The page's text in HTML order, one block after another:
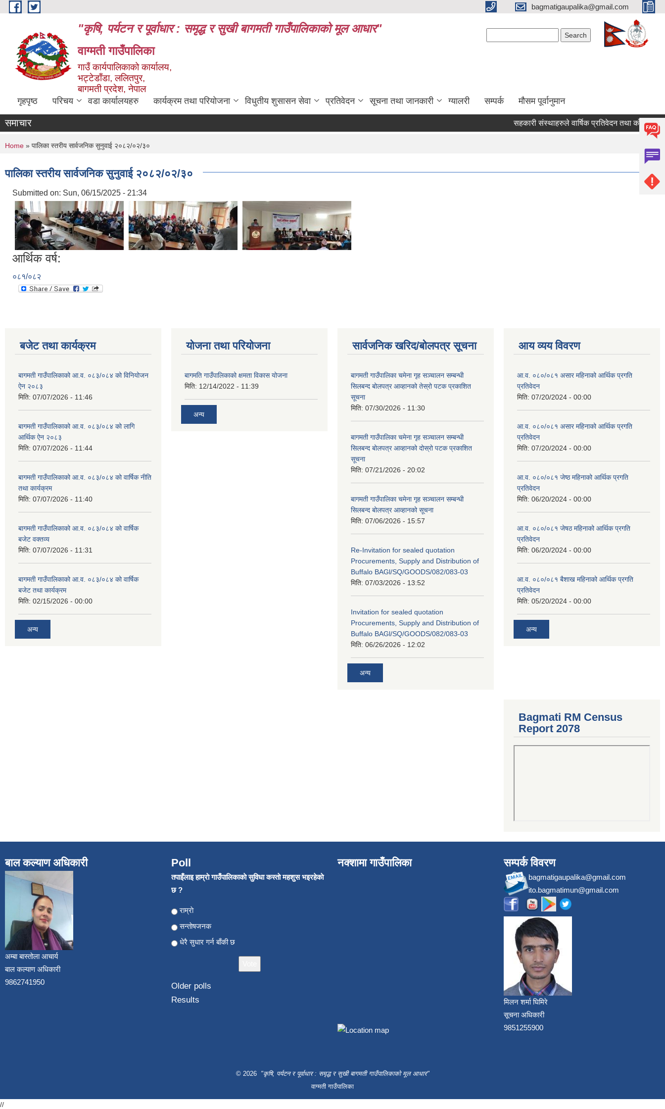
Skip to main content bagmatigaupalika@gmail.com
"कृषि, पर्यटन र पूर्वाधार : समृद्ध र सुखी बागमती गाउँपालिकाको मूल आधार"
वाग्मती गाउँपालिका
गाउँ कार्यपालिकाको कार्यालय,
भट्टेडाँडा, ललितपुर,
बागमती प्रदेश, नेपाल
गृहपृष्ठ परिचय वडा कार्यालयहरु कार्यक्रम तथा परियोजना विधुतीय शुसासन सेवा प्रतिवेदन सूचना तथा जानकारी ग्यालरी सम्पर्क मौसम पूर्वानुमान
समाचार सहकारी संस्थाहरुले वार्षिक प्रतिवेदन तथा कोपोमिस
You are here
Home » पालिका स्तरीय सार्वजनिक सुनुवाई २०८२/०२/३०
पालिका स्तरीय सार्वजनिक सुनुवाई २०८२/०२/३०
Submitted on: Sun, 06/15/2025 - 21:34
आर्थिक वर्ष:
०८१/०८२
बजेट तथा कार्यक्रम
बागमती गाउँपालिकाको आ.व. ०८३/०८४ को विनियोजन
ऐन २०८३
मिति: 07/07/2026 - 11:46
बागमती गाउँपालिकाको आ.व. ०८३/०८४ को लागि
आर्थिक ऐन २०८३
मिति: 07/07/2026 - 11:44
बागमती गाउँपालिकाको आ.व. ०८३/०८४ को वार्षिक नीति
तथा कार्यक्रम
मिति: 07/07/2026 - 11:40
बागमती गाउँपालिकाको आ.व. ०८३/०८४ को वार्षिक
बजेट वक्तव्य
मिति: 07/07/2026 - 11:31
बागमती गाउँपालिकाको आ.व. ०८३/०८४ को वार्षिक
बजेट तथा कार्यक्रम
मिति: 02/15/2026 - 00:00
अन्य
योजना तथा परियोजना
बागमति गाउँपालिकाको क्षमता विकास योजना
मिति: 12/14/2022 - 11:39
अन्य
सार्वजनिक खरिद/बोलपत्र सूचना
बागमती गाउँपालिका चमेना गृह सञ्चालन सम्बन्धी
सिलबन्द बोलपत्र आव्हानको तेस्रो पटक प्रकाशित
सूचना
मिति: 07/30/2026 - 11:30
बागमती गाउँपालिका चमेना गृह सञ्चालन सम्बन्धी
सिलबन्द बोलपत्र आव्हानको दोस्रो पटक प्रकाशित
सूचना
मिति: 07/21/2026 - 20:02
बागमती गाउँपालिका चमेना गृह सञ्चालन सम्बन्धी
सिलबन्द बोलपत्र आव्हानको सूचना
मिति: 07/06/2026 - 15:57
Re-Invitation for sealed quotation
Procurements, Supply and Distribution of
Buffalo BAGl/SQ/GOODS/082/083-03
मिति: 07/03/2026 - 13:52
Invitation for sealed quotation
Procurements, Supply and Distribution of
Buffalo BAGl/SQ/GOODS/082/083-03
मिति: 06/26/2026 - 12:02
अन्य
आय व्यय विवरण
आ.व. ०८०/०८१ असार महिनाको आर्थिक प्रगति
प्रतिवेदन
मिति: 07/20/2024 - 00:00
आ.व. ०८०/०८१ असार महिनाको आर्थिक प्रगति
प्रतिवेदन
मिति: 07/20/2024 - 00:00
आ.व. ०८०/०८१ जेष्ठ महिनाको आर्थिक प्रगति
प्रतिवेदन
मिति: 06/20/2024 - 00:00
आ.व. ०८०/०८१ जेषठ महिनाको आर्थिक प्रगति
प्रतिवेदन
मिति: 06/20/2024 - 00:00
आ.व. ०८०/०८१ बैशाख महिनाको आर्थिक प्रगति
प्रतिवेदन
मिति: 05/20/2024 - 00:00
अन्य
Bagmati RM Census
Report 2078
बाल कल्याण अधिकारी
अम्बा बास्तोला आचार्य
बाल कल्याण अधिकारी
9862741950
Poll
तपाइँलाइ हाम्राे गाउँपालिकाकाे सुविधा कस्ताे महशुस भइरहेकाे
छ ?
Choices
राम्राे
सन्ताेषजनक
धेरै सुधार गर्न बाँकी छ
Older polls
Results
नक्शामा गाउँपालिका सम्पर्क विवरण
bagmatigaupalika@gmail.com
ito.bagmatimun@gmail.com
मिलन शर्मा घिमिरे
सूचना अधिकारी
9851255900
© 2026 "कृषि, पर्यटन र पूर्वाधार : समृद्ध र सुखी बागमती गाउँपालिकाको मूल आधार"
वाग्मती गाउँपालिका
//